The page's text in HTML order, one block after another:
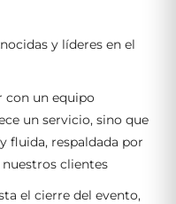
y líderes en el
con un equipo
un servicio, sino que
fluida, respaldada por
nuestros clientes
el cierre del evento,